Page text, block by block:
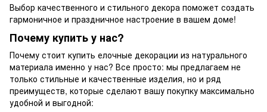
Выбор качественного и стильного декора поможет создать
гармоничное и праздничное настроение в вашем доме!
Почему купить у нас?
Почему стоит купить елочные декорации из натурального
материала именно у нас? Все просто: мы предлагаем не
только стильные и качественные изделия, но и ряд
преимуществ, которые сделают вашу покупку максимально
удобной и выгодной: